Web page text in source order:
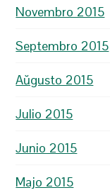
Novembro 2015
Septembro 2015
Aŭgusto 2015
Julio 2015
Junio 2015
Majo 2015